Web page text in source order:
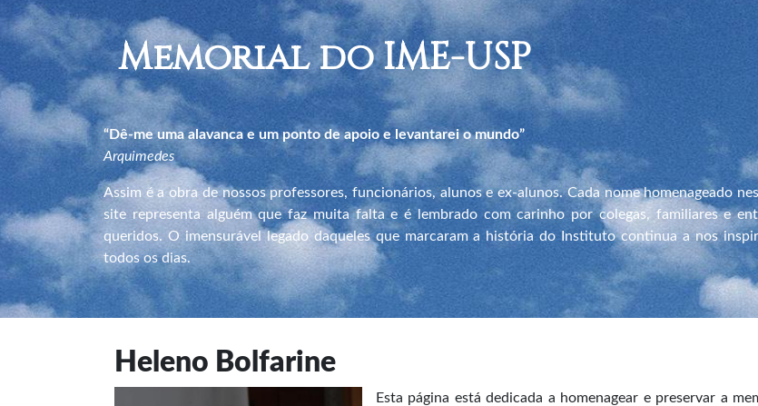
Memorial do IME-USP
“Dê-me uma alavanca e um ponto de apoio e levantarei o mundo”
Arquimedes
Assim é a obra de nossos professores, funcionários, alunos e ex-alunos. Cada nome homenageado
site representa alguém que faz muita falta e é lembrado com carinho por colegas, familiares e
queridos. O imensurável legado daqueles que marcaram a história do Instituto continua a nos
todos os dias.
Heleno Bolfarine
Esta página está dedicada a homenagear e preservar a